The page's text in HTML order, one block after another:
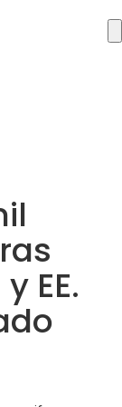
EE.